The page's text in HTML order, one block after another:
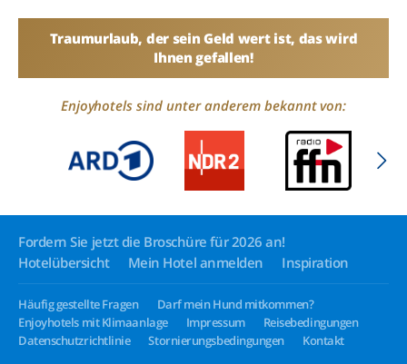
Traumurlaub, der sein Geld wert ist, das wird
Ihnen gefallen!
Enjoyhotels sind unter anderem bekannt von:
Fordern Sie jetzt die Broschüre für 2026 an!
Hotelübersicht
Mein Hotel anmelden Inspiration
Häufig gestellte Fragen
Darf mein Hund mitkommen?
Enjoyhotels mit Klimaanlage
Impressum
Reisebedingungen
Datenschutzrichtlinie
Stornierungsbedingungen Kontakt